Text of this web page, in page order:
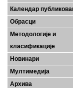
Календар
Обрасци
Методологије и
класификације
Новинари
Мултимедија
Архива